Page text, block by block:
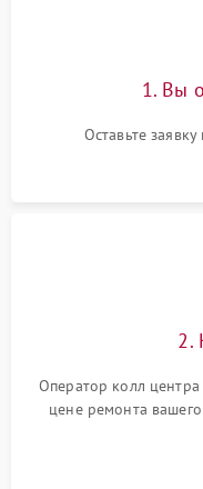
1. Вы
Оставьте
2.
Оператор колл центра
цене ремонта